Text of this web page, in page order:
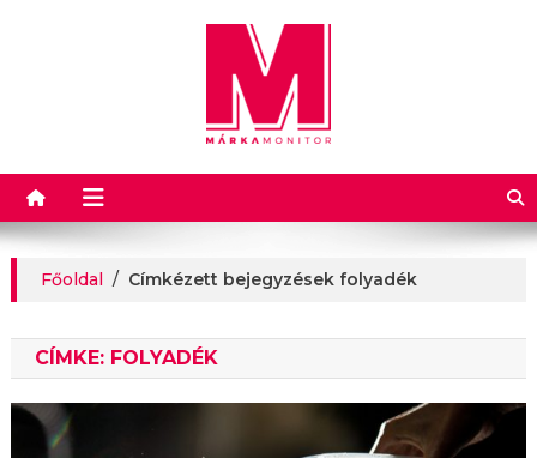
Márkamonitor
Főoldal / Címkézett bejegyzések folyadék
CÍMKE: FOLYADÉK